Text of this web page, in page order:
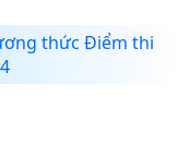
thức Điểm thi